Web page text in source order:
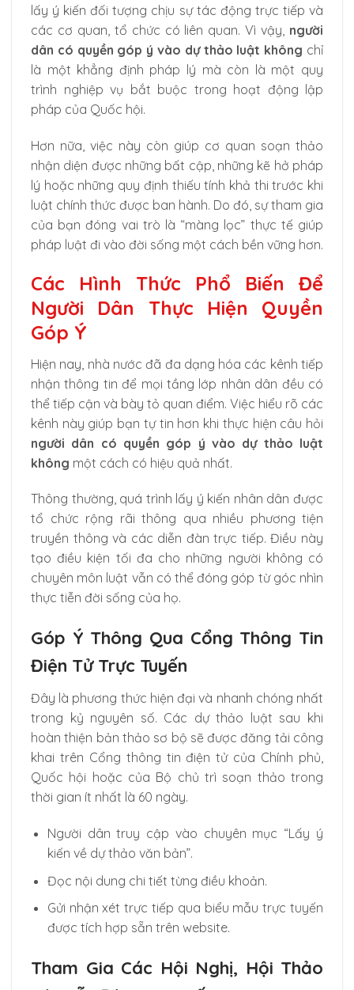
lấy ý kiến đối tượng chịu sự tác động trực tiếp và
các cơ quan, tổ chức có liên quan. Vì vậy, người
dân có quyền góp ý vào dự thảo luật không chỉ
là một khẳng định pháp lý mà còn là một quy
trình nghiệp vụ bắt buộc trong hoạt động lập
pháp của Quốc hội.
Hơn nữa, việc này còn giúp cơ quan soạn thảo
nhận diện được những bất cập, những kẽ hở pháp
lý hoặc những quy định thiếu tính khả thi trước khi
luật chính thức được ban hành. Do đó, sự tham gia
của bạn đóng vai trò là “màng lọc” thực tế giúp
pháp luật đi vào đời sống một cách bền vững hơn.
Các Hình Thức Phổ Biến Để
Người Dân Thực Hiện Quyền
Góp Ý
Hiện nay, nhà nước đã đa dạng hóa các kênh tiếp
nhận thông tin để mọi tầng lớp nhân dân đều có
thể tiếp cận và bày tỏ quan điểm. Việc hiểu rõ các
kênh này giúp bạn tự tin hơn khi thực hiện câu hỏi
người dân có quyền góp ý vào dự thảo luật
không một cách có hiệu quả nhất.
Thông thường, quá trình lấy ý kiến nhân dân được
tổ chức rộng rãi thông qua nhiều phương tiện
truyền thông và các diễn đàn trực tiếp. Điều này
tạo điều kiện tối đa cho những người không có
chuyên môn luật vẫn có thể đóng góp từ góc nhìn
thực tiễn đời sống của họ.
Góp Ý Thông Qua Cổng Thông Tin
Điện Tử Trực Tuyến
Đây là phương thức hiện đại và nhanh chóng nhất
trong kỷ nguyên số. Các dự thảo luật sau khi
hoàn thiện bản thảo sơ bộ sẽ được đăng tải công
khai trên Cổng thông tin điện tử của Chính phủ,
Quốc hội hoặc của Bộ chủ trì soạn thảo trong
thời gian ít nhất là 60 ngày.
Người dân truy cập vào chuyên mục “Lấy ý
kiến về dự thảo văn bản”.
Đọc nội dung chi tiết từng điều khoản.
Gửi nhận xét trực tiếp qua biểu mẫu trực tuyến
được tích hợp sẵn trên website.
Tham Gia Các Hội Nghị, Hội Thảo